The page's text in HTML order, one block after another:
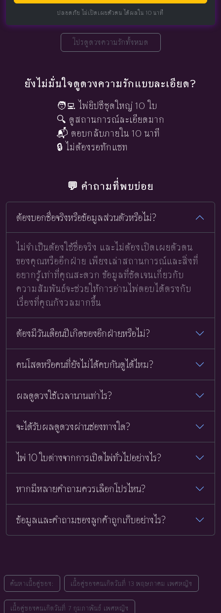
ปลอดภัย ไม่เปิดเผยตัวตน ได้ผลใน 10 นาที
โปรดูดวงความรักทั้งหมด
ยังไม่มั่นใจดูดวงความรักแบบละเอียด?
🧑‍💻 ไพ่ยิปซีชุดใหญ่ 10 ใบ
🔍 ดูสถานการณ์ละเอียดมาก
📬 ตอบกลับภายใน 10 นาที
🔒 ไม่ต้องรอทักแชท
💬 คำถามที่พบบ่อย
ต้องบอกชื่อจริงหรือข้อมูลส่วนตัวหรือไม่?
ไม่จำเป็นต้องใช้ชื่อจริง และไม่ต้องเปิดเผยตัวตน
ของคุณหรืออีกฝ่าย เพียงเล่าสถานการณ์และสิ่งที่
อยากรู้เท่าที่คุณสะดวก ข้อมูลที่ชัดเจนเกี่ยวกับ
ความสัมพันธ์จะช่วยให้การอ่านไพ่ตอบได้ตรงกับ
เรื่องที่คุณกังวลมากขึ้น
ต้องมีวันเดือนปีเกิดของอีกฝ่ายหรือไม่?
คนโสดหรือคนที่ยังไม่ได้คบกันดูได้ไหม?
ผลดูดวงใช้เวลานานเท่าไร?
จะได้รับผลดูดวงผ่านช่องทางใด?
ไพ่ 10 ใบต่างจากการเปิดไพ่ทั่วไปอย่างไร?
หากมีหลายคำถามควรเลือกโปรไหน?
ข้อมูลและคำถามของลูกค้าถูกเก็บอย่างไร?
ค้นหาเนื้อคู่ของ: เนื้อคู่ของคนเกิดวันที่ 13 พฤษภาคม เพศหญิง
เนื้อคู่ของคนเกิดวันที่ 7 กุมภาพันธ์ เพศหญิง